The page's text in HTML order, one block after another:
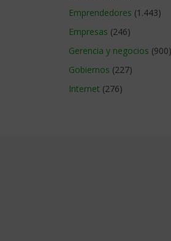
Emprendedores (1.443)
Empresas (246)
Gerencia y negocios (900)
Gobiernos (227)
Internet (276)